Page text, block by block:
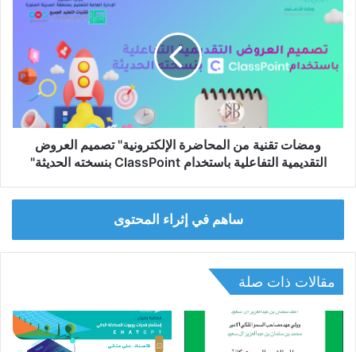
تقنية
من
المحاضرة
الإلكترونية"
تصميم
التفاعلية
باستخدام
ClassPoint
ومضات تقنية من المحاضرة الإلكترونية" تصميم العروض
التقديمية التفاعلية باستخدام ClassPoint بنسخته الحديثة"
ساهم في إثراء المحتوى
مقالات ذات صلة